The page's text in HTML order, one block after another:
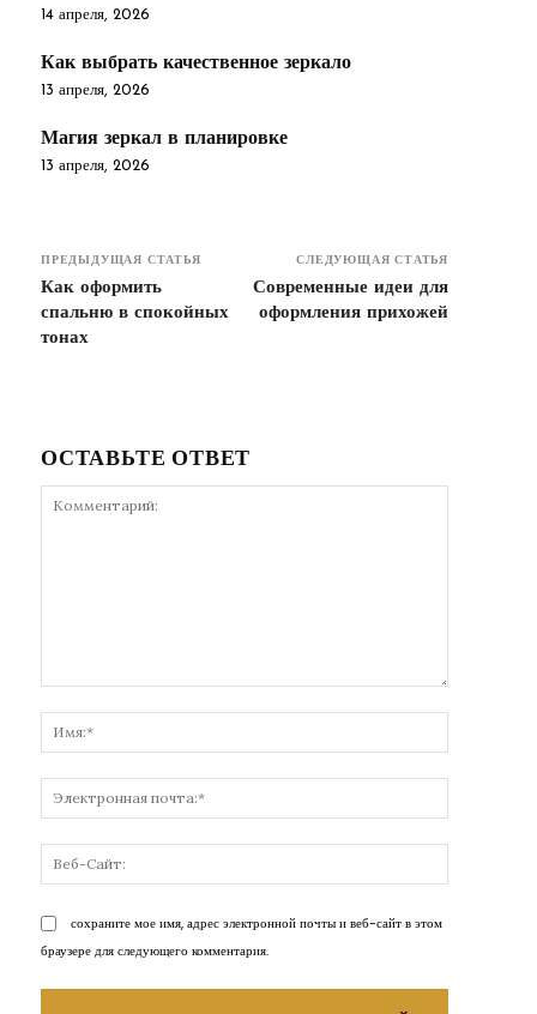
14 апреля, 2026
Как выбрать качественное зеркало
13 апреля, 2026
Магия зеркал в планировке
13 апреля, 2026
ПРЕДЫДУЩАЯ СТАТЬЯ
Как оформить
спальню в спокойных
тонах
СЛЕДУЮЩАЯ СТАТЬЯ
Современные идеи для
оформления прихожей
ОСТАВЬТЕ ОТВЕТ
почта:*
Сайт:
сохраните мое имя, адрес электронной почты и веб-сайт в этом
браузере для следующего комментария.